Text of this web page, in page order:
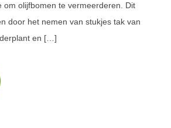
om olijfbomen te vermeerderen. Dit
door het nemen van stukjes tak van
en […]